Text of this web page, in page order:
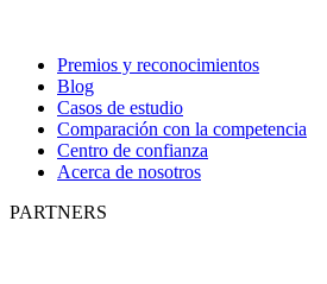
Premios y reconocimientos
Blog
Casos de estudio
Comparación con la competencia
Centro de confianza
Acerca de nosotros
PARTNERS